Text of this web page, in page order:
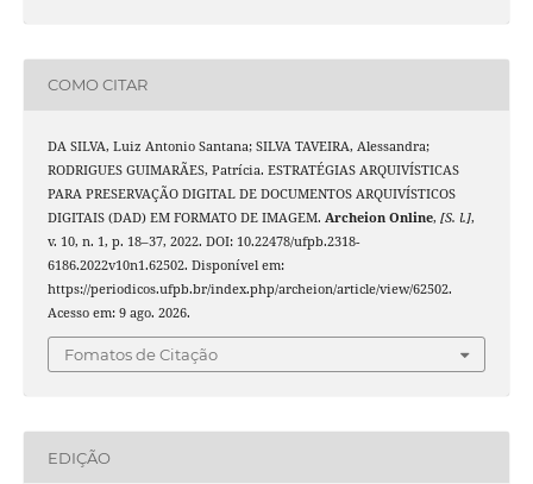
COMO CITAR
DA SILVA, Luiz Antonio Santana; SILVA TAVEIRA, Alessandra;
RODRIGUES GUIMARÃES, Patrícia. ESTRATÉGIAS ARQUIVÍSTICAS
PARA PRESERVAÇÃO DIGITAL DE DOCUMENTOS ARQUIVÍSTICOS
DIGITAIS (DAD) EM FORMATO DE IMAGEM. Archeion Online, [S. l.],
v. 10, n. 1, p. 18–37, 2022. DOI: 10.22478/ufpb.2318-
6186.2022v10n1.62502. Disponível em:
https://periodicos.ufpb.br/index.php/archeion/article/view/62502.
Acesso em: 9 ago. 2026.
Fomatos de Citação
EDIÇÃO